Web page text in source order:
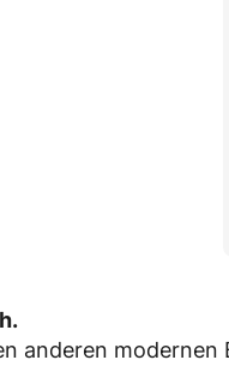
anderen modernen